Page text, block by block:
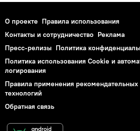
О проекте Правила использования
Контакты и сотрудничество Реклама
Пресс-релизы Политика
Политика использования Cookie и
логирования
Правила применения рекомендательных
технологий
Обратная связь